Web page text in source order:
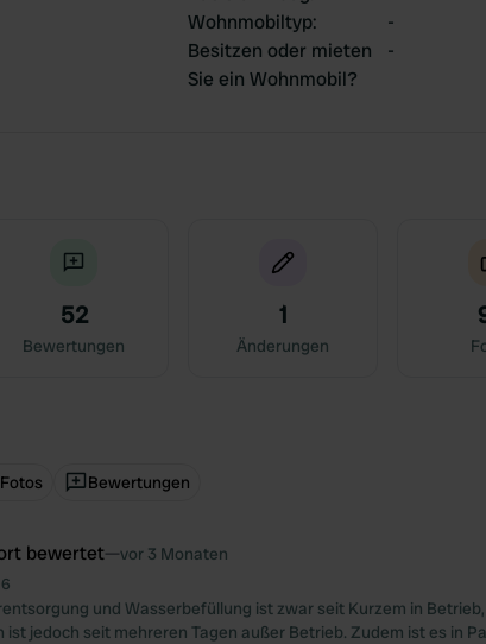
Wohnmobiltyp:
-
Besitzen oder mieten
Sie ein Wohnmobil?
-
52
Bewertungen
1
Änderungen
Fotos Bewertungen
bewertet—vor 3 Monaten
und Wasserbefüllung ist zwar seit Kurzem in
jedoch seit mehreren Tagen außer Betrieb. Zudem ist es in